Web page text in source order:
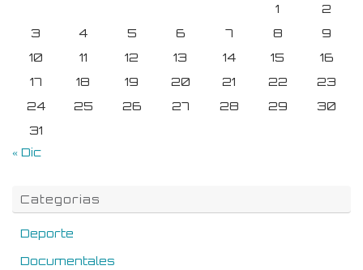
1
2
3
4 5 6 7 8
9
10
11 12 13 14 15
16
17
18 19 20 21 22
23
24
25 26 27 28 29
30
31
« Dic
Categorias
Deporte
Documentales